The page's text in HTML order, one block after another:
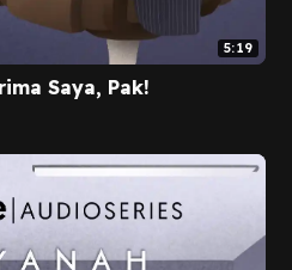
5:19
Saya, Pak!